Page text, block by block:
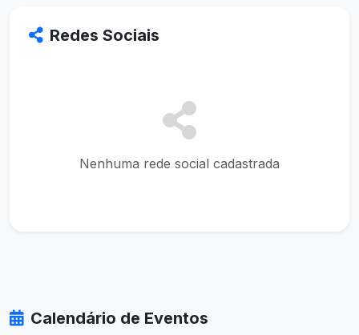
Redes Sociais
Nenhuma rede social cadastrada
Calendário de Eventos